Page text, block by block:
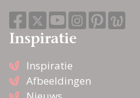
Inspiratie
Inspiratie
Afbeeldingen